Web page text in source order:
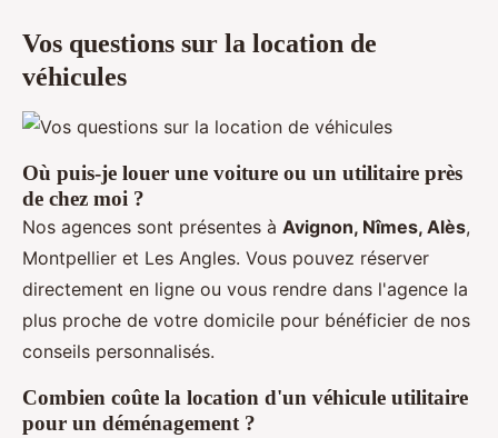
Vos questions sur la location de
véhicules
Où puis-je louer une voiture ou un utilitaire près
de chez moi ?
Nos agences sont présentes à Avignon, Nîmes, Alès,
Montpellier et Les Angles. Vous pouvez réserver
directement en ligne ou vous rendre dans l'agence la
plus proche de votre domicile pour bénéficier de nos
conseils personnalisés.
Combien coûte la location d'un véhicule utilitaire
pour un déménagement ?